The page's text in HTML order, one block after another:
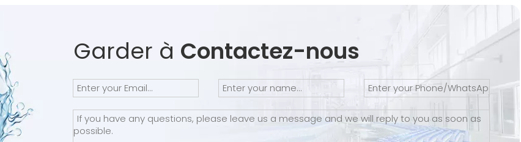
Garder à Contactez-nous